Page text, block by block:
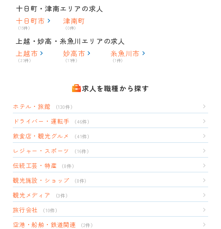
十日町・津南エリアの求人
十日町市
（15件）
津南町
（0件）
上越・妙高・糸魚川エリアの求人
上越市
（23件）
妙高市
（17件）
糸魚川市
（1件）
求人を職種から探す
ホテル・旅館 （130件）
ドライバー・運転手 （46件）
飲食店・観光グルメ （41件）
レジャー・スポーツ （16件）
伝統工芸・特産 （8件）
観光施設・ショップ （8件）
観光メディア （3件）
旅行会社 （10件）
空港・船舶・鉄道関連 （2件）